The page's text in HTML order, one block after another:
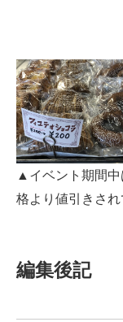
▲イベント期間中
格より値引きさ
編集後記